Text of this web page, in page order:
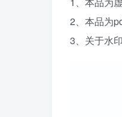
2、本品为
3、关于水